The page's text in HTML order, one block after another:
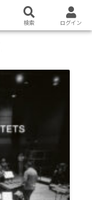
検索 ログイン